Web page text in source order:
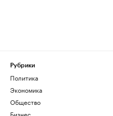
Рубрики
Политика
Экономика
Общество
Бизнес